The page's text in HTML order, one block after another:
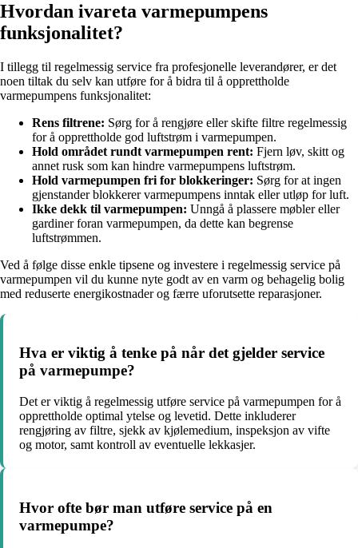
Hvordan ivareta varmepumpens
funksjonalitet?
I tillegg til regelmessig service fra profesjonelle leverandører, er det
noen tiltak du selv kan utføre for å bidra til å opprettholde
varmepumpens funksjonalitet:
Rens filtrene: Sørg for å rengjøre eller skifte filtre regelmessig
for å opprettholde god luftstrøm i varmepumpen.
Hold området rundt varmepumpen rent: Fjern løv, skitt og
annet rusk som kan hindre varmepumpens luftstrøm.
Hold varmepumpen fri for blokkeringer: Sørg for at ingen
gjenstander blokkerer varmepumpens inntak eller utløp for luft.
Ikke dekk til varmepumpen: Unngå å plassere møbler eller
gardiner foran varmepumpen, da dette kan begrense
luftstrømmen.
Ved å følge disse enkle tipsene og investere i regelmessig service på
varmepumpen vil du kunne nyte godt av en varm og behagelig bolig
med reduserte energikostnader og færre uforutsette reparasjoner.
Hva er viktig å tenke på når det gjelder service
på varmepumpe?
Det er viktig å regelmessig utføre service på varmepumpen for å
opprettholde optimal ytelse og levetid. Dette inkluderer
rengjøring av filtre, sjekk av kjølemedium, inspeksjon av vifte
og motor, samt kontroll av eventuelle lekkasjer.
Hvor ofte bør man utføre service på en
varmepumpe?